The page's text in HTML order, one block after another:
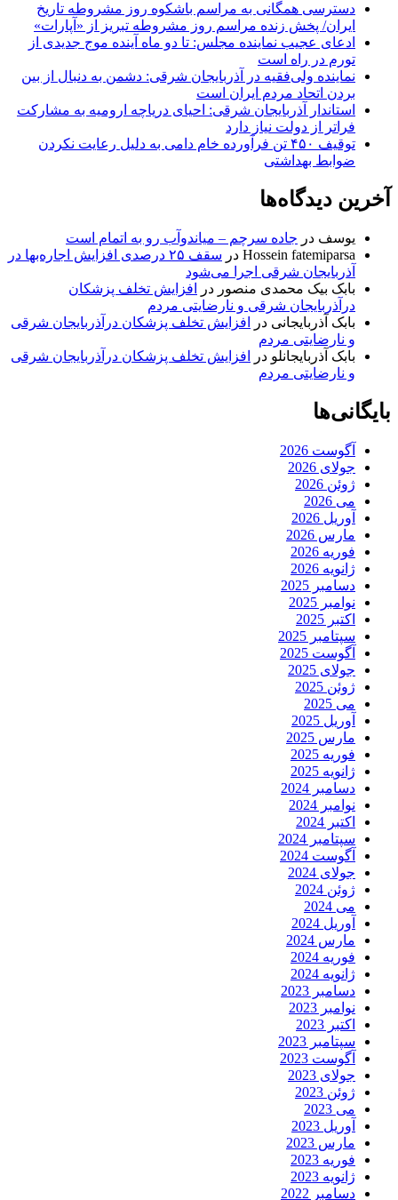
دسترسی همگانی به مراسم باشکوه روز مشروطه تاریخ
ایران/ پخش زنده مراسم روز مشروطه تبریز از «آپارات»
ادعای عجیب نماینده مجلس: تا دو ماه آینده موج جدیدی از
تورم در راه است
نماینده ولی‌فقیه در آذربایجان شرقی: دشمن به دنبال از بین
بردن اتحاد مردم ایران است
استاندار آذربایجان شرقی: احیای دریاچه ارومیه به مشارکت
فراتر از دولت نیاز دارد
توقیف ۴۵۰ تن فرآورده خام دامی به دلیل رعایت نکردن
ضوابط بهداشتی
آخرین دیدگاه‌ها
یوسف در جاده سرچم – میاندوآب رو به اتمام است
Hossein fatemiparsa در
سقف ۲۵ درصدی افزایش اجاره‌بها در
آذربایجان شرقی اجرا می‌شود
بابک بیک محمدی منصور در
افزایش تخلف پزشکان
درآذربایجان شرقی و نارضایتی مردم
بابک آذربایجانی در
افزایش تخلف پزشکان درآذربایجان شرقی
و نارضایتی مردم
بابک آذربایجانلو در
افزایش تخلف پزشکان درآذربایجان شرقی
و نارضایتی مردم
بایگانی‌ها
آگوست 2026
جولای 2026
ژوئن 2026
می 2026
آوریل 2026
مارس 2026
فوریه 2026
ژانویه 2026
دسامبر 2025
نوامبر 2025
اکتبر 2025
سپتامبر 2025
آگوست 2025
جولای 2025
ژوئن 2025
می 2025
آوریل 2025
مارس 2025
فوریه 2025
ژانویه 2025
دسامبر 2024
نوامبر 2024
اکتبر 2024
سپتامبر 2024
آگوست 2024
جولای 2024
ژوئن 2024
می 2024
آوریل 2024
مارس 2024
فوریه 2024
ژانویه 2024
دسامبر 2023
نوامبر 2023
اکتبر 2023
سپتامبر 2023
آگوست 2023
جولای 2023
ژوئن 2023
می 2023
آوریل 2023
مارس 2023
فوریه 2023
ژانویه 2023
دسامبر 2022